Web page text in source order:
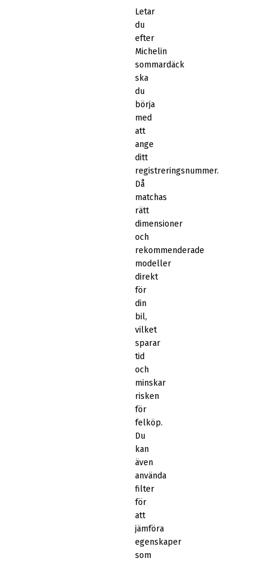
Letar
du
efter
Michelin
sommardäck
ska
du
börja
med
att
ange
ditt
registreringsnummer.
Då
matchas
rätt
dimensioner
och
rekommenderade
modeller
direkt
för
din
bil,
vilket
sparar
tid
och
minskar
risken
för
felköp.
Du
kan
även
använda
filter
för
att
jämföra
egenskaper
som